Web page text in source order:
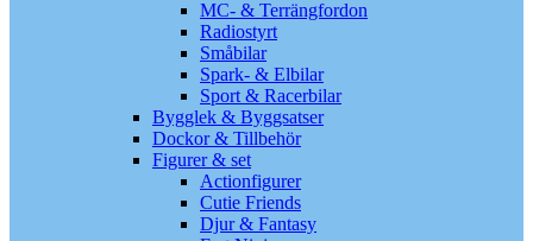
MC- & Terrängfordon
Radiostyrt
Småbilar
Spark- & Elbilar
Sport & Racerbilar
Bygglek & Byggsatser
Dockor & Tillbehör
Figurer & set
Actionfigurer
Cutie Friends
Djur & Fantasy